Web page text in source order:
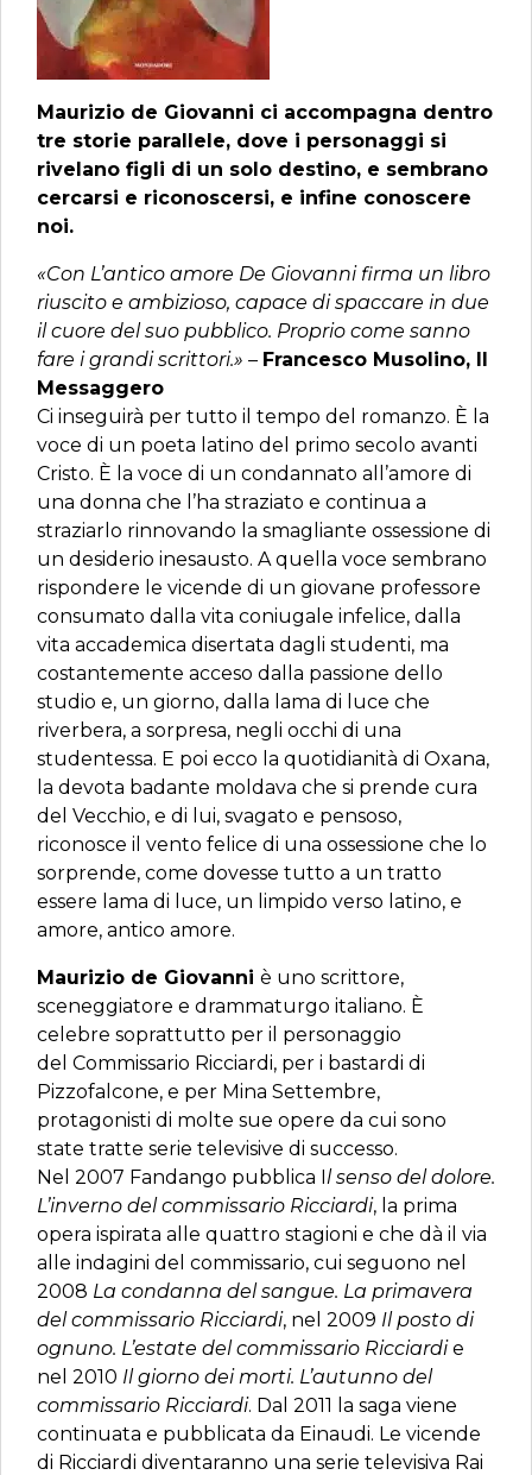
Maurizio de Giovanni ci accompagna dentro
tre storie parallele, dove i personaggi si
rivelano figli di un solo destino, e sembrano
cercarsi e riconoscersi, e infine conoscere
noi.
«Con L’antico amore De Giovanni firma un libro
riuscito e ambizioso, capace di spaccare in due
il cuore del suo pubblico. Proprio come sanno
fare i grandi scrittori.» – Francesco Musolino, Il
Messaggero
Ci inseguirà per tutto il tempo del romanzo. È la
voce di un poeta latino del primo secolo avanti
Cristo. È la voce di un condannato all’amore di
una donna che l’ha straziato e continua a
straziarlo rinnovando la smagliante ossessione di
un desiderio inesausto. A quella voce sembrano
rispondere le vicende di un giovane professore
consumato dalla vita coniugale infelice, dalla
vita accademica disertata dagli studenti, ma
costantemente acceso dalla passione dello
studio e, un giorno, dalla lama di luce che
riverbera, a sorpresa, negli occhi di una
studentessa. E poi ecco la quotidianità di Oxana,
la devota badante moldava che si prende cura
del Vecchio, e di lui, svagato e pensoso,
riconosce il vento felice di una ossessione che lo
sorprende, come dovesse tutto a un tratto
essere lama di luce, un limpido verso latino, e
amore, antico amore.
Maurizio de Giovanni è uno scrittore,
sceneggiatore e drammaturgo italiano. È
celebre soprattutto per il personaggio
del Commissario Ricciardi, per i bastardi di
Pizzofalcone, e per Mina Settembre,
protagonisti di molte sue opere da cui sono
state tratte serie televisive di successo.
Nel 2007 Fandango pubblica Il senso del dolore.
L’inverno del commissario Ricciardi, la prima
opera ispirata alle quattro stagioni e che dà il via
alle indagini del commissario, cui seguono nel
2008 La condanna del sangue. La primavera
del commissario Ricciardi, nel 2009 Il posto di
ognuno. L’estate del commissario Ricciardie
nel 2010 Il giorno dei morti. L’autunno del
commissario Ricciardi. Dal 2011 la saga viene
continuata e pubblicata da Einaudi. Le vicende
di Ricciardi diventaranno una serie televisiva Rai